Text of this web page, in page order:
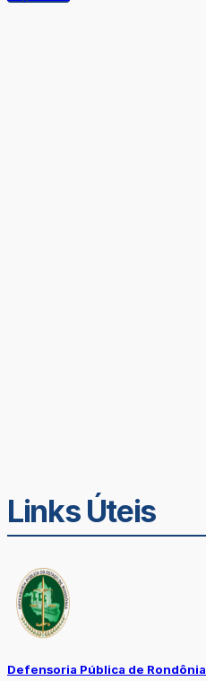
Links Úteis
Defensoria Pública de Rondônia